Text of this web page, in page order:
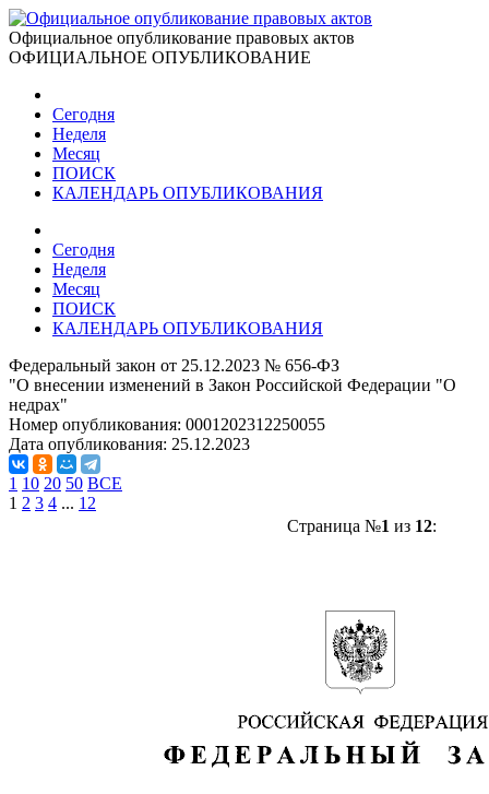
Официальное опубликование правовых актов
ОФИЦИАЛЬНОЕ ОПУБЛИКОВАНИЕ
Сегодня
Неделя
Месяц
ПОИСК
КАЛЕНДАРЬ ОПУБЛИКОВАНИЯ
Сегодня
Неделя
Месяц
ПОИСК
КАЛЕНДАРЬ ОПУБЛИКОВАНИЯ
Федеральный закон от 25.12.2023 № 656-ФЗ
"О внесении изменений в Закон Российской Федерации "О
недрах"
Номер опубликования: 0001202312250055
Дата опубликования: 25.12.2023
1 10 20 50 ВСЕ
1 2 3 4 ... 12
Страница №1 из 12: